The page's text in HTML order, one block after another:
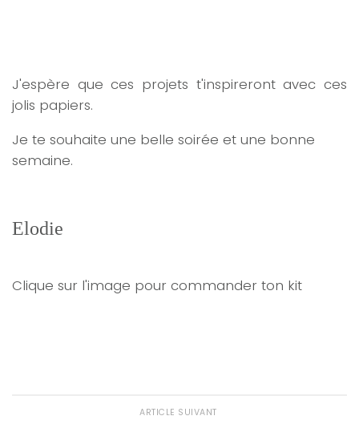
J'espère que ces projets t'inspireront avec ces
jolis papiers.
Je te souhaite une belle soirée et une bonne
semaine.
Elodie
Clique sur l'image pour commander ton kit
ARTICLE SUIVANT